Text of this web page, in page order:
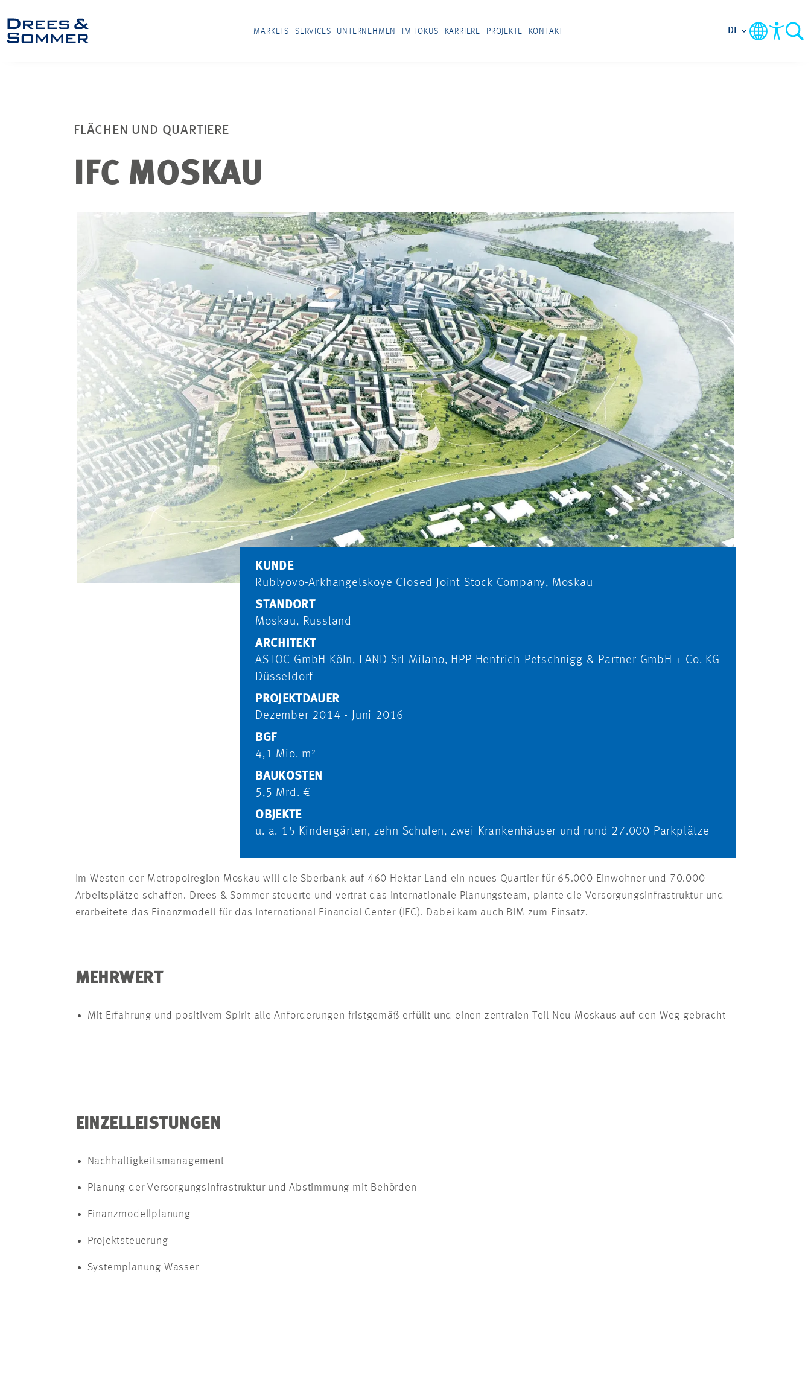
MARKETS SERVICES UNTERNEHMEN IM FOKUS KARRIERE PROJEKTE KONTAKT DE
FLÄCHEN UND QUARTIERE
IFC MOSKAU
KUNDE
Rublyovo-Arkhangelskoye Closed Joint Stock Company, Moskau
STANDORT
Moskau, Russland
ARCHITEKT
ASTOC GmbH Köln, LAND Srl Milano, HPP Hentrich-Petschnigg & Partner GmbH + Co. KG
Düsseldorf
PROJEKTDAUER
Dezember 2014 - Juni 2016
BGF
4,1 Mio. m²
BAUKOSTEN
5,5 Mrd. €
OBJEKTE
u. a. 15 Kindergärten, zehn Schulen, zwei Krankenhäuser und rund 27.000 Parkplätze
Im Westen der Metropolregion Moskau will die Sberbank auf 460 Hektar Land ein neues Quartier für 65.000 Einwohner und 70.000
Arbeitsplätze schaffen. Drees & Sommer steuerte und vertrat das internationale Planungsteam, plante die Versorgungsinfrastruktur und
erarbeitete das Finanzmodell für das International Financial Center (IFC). Dabei kam auch BIM zum Einsatz.
MEHRWERT
Mit Erfahrung und positivem Spirit alle Anforderungen fristgemäß erfüllt und einen zentralen Teil Neu-Moskaus auf den Weg gebracht
EINZELLEISTUNGEN
Nachhaltigkeitsmanagement
Planung der Versorgungsinfrastruktur und Abstimmung mit Behörden
Finanzmodellplanung
Projektsteuerung
Systemplanung Wasser